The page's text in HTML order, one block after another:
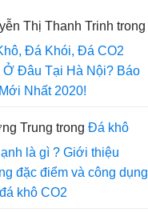
Thị Thanh Trinh trong
Đá Khói, Đá CO2
Ở Đâu Tại Hà Nội? Báo
Nhất 2020!
Trung trong Đá khô
là gì ? Giới thiệu
đặc điểm và công dụng
khô CO2